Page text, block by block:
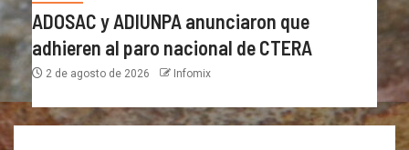
ADOSAC y ADIUNPA anunciaron que
adhieren al paro nacional de CTERA
2 de agosto de 2026 Infomix